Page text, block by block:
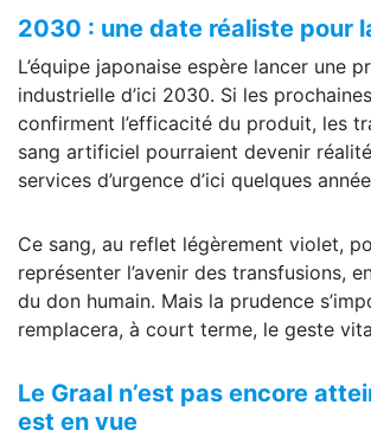
2030 : une date réaliste pour
L’équipe japonaise espère lancer une
industrielle d’ici 2030. Si les
confirment l’efficacité du produit, les
sang artificiel pourraient devenir
services d’urgence d’ici quelques
Ce sang, au reflet légèrement violet,
représenter l’avenir des transfusions,
du don humain. Mais la prudence
remplacera, à court terme, le geste
Le Graal n’est pas encore
est en vue